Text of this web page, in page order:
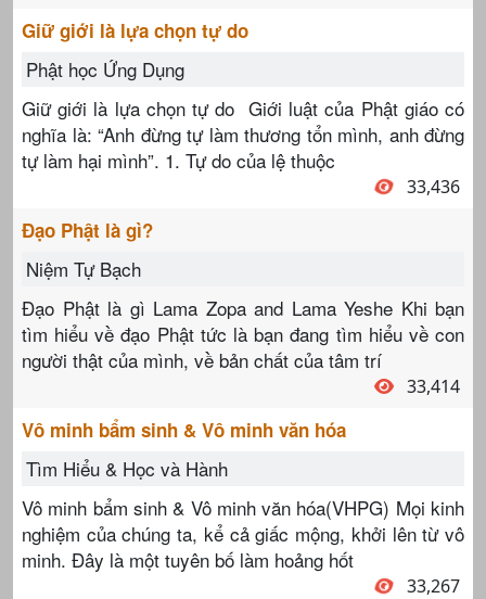
Giữ giới là lựa chọn tự do
Phật học Ứng Dụng
Giữ giới là lựa chọn tự do Giới luật của Phật giáo có
nghĩa là: “Anh đừng tự làm thương tổn mình, anh đừng
tự làm hại mình”. 1. Tự do của lệ thuộc
33,436
Đạo Phật là gì?
Niệm Tự Bạch
Đạo Phật là gì Lama Zopa and Lama Yeshe Khi bạn
tìm hiểu về đạo Phật tức là bạn đang tìm hiểu về con
người thật của mình, về bản chất của tâm trí
33,414
Vô minh bẩm sinh & Vô minh văn hóa
Tìm Hiểu & Học và Hành
Vô minh bẩm sinh & Vô minh văn hóa(VHPG) Mọi kinh
nghiệm của chúng ta, kể cả giấc mộng, khởi lên từ vô
minh. Đây là một tuyên bố làm hoảng hốt
33,267